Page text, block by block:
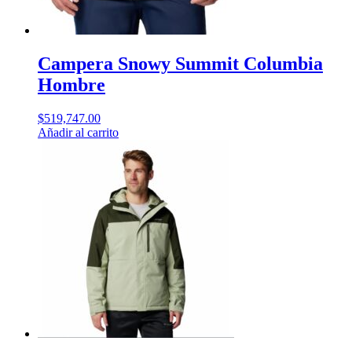
Campera Snowy Summit Columbia
Hombre
$519,747.00
Añadir al carrito